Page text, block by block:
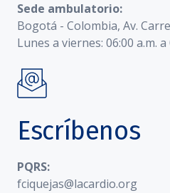
Sede ambulatorio:
Bogotá - Colombia, Av.
Lunes a viernes: 06:00 a.m. a
Escríbenos
PQRS:
fciquejas@lacardio.org